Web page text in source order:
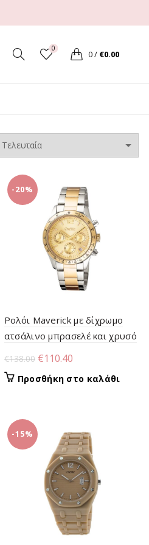
0
0/ €0.00
-20%
Ρολόι Maverick με δίχρωμο
ατσάλινο μπρασελέ και χρυσό
€138.00 Original
price
was:
€110.40Η
τρέχουσα
Προσθήκη στο καλάθι
-15%